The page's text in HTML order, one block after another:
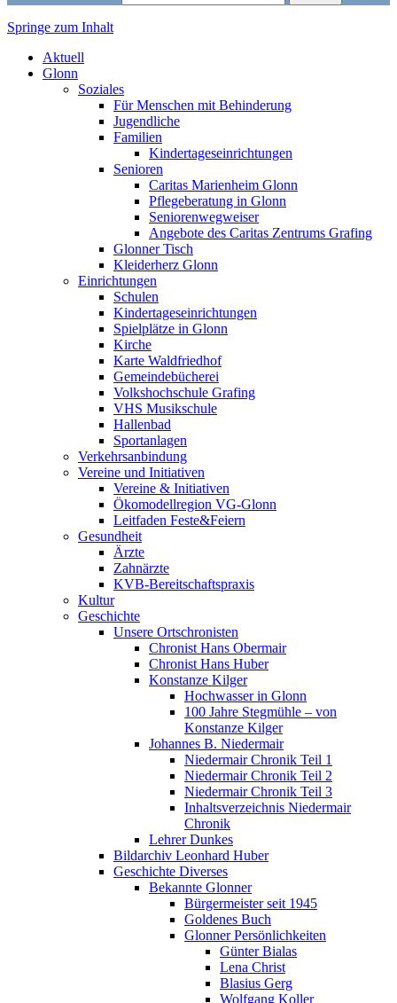
Markt Glonn
Springe zum Inhalt
Aktuell
Glonn
Soziales
Für Menschen mit Behinderung
Jugendliche
Familien
Kindertageseinrichtungen
Senioren
Caritas Marienheim Glonn
Pflegeberatung in Glonn
Seniorenwegweiser
Angebote des Caritas Zentrums Grafing
Glonner Tisch
Kleiderherz Glonn
Einrichtungen
Schulen
Kindertageseinrichtungen
Spielplätze in Glonn
Kirche
Karte Waldfriedhof
Gemeindebücherei
Volkshochschule Grafing
VHS Musikschule
Hallenbad
Sportanlagen
Verkehrsanbindung
Vereine und Initiativen
Vereine & Initiativen
Ökomodellregion VG-Glonn
Leitfaden Feste&Feiern
Gesundheit
Ärzte
Zahnärzte
KVB-Bereitschaftspraxis
Kultur
Geschichte
Unsere Ortschronisten
Chronist Hans Obermair
Chronist Hans Huber
Konstanze Kilger
Hochwasser in Glonn
100 Jahre Stegmühle – von
Konstanze Kilger
Johannes B. Niedermair
Niedermair Chronik Teil 1
Niedermair Chronik Teil 2
Niedermair Chronik Teil 3
Inhaltsverzeichnis Niedermair
Chronik
Lehrer Dunkes
Bildarchiv Leonhard Huber
Geschichte Diverses
Bekannte Glonner
Bürgermeister seit 1945
Goldenes Buch
Glonner Persönlichkeiten
Günter Bialas
Lena Christ
Blasius Gerg
Wolfgang Koller